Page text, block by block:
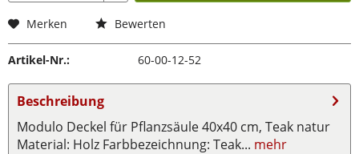
Merken Bewerten
Artikel-Nr.: 60-00-12-52
Beschreibung
Modulo Deckel für Pflanzsäule 40x40 cm, Teak natur
Material: Holz Farbbezeichnung: Teak... mehr